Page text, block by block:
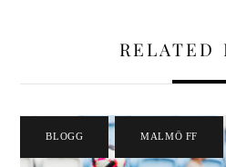
RELATED
BLOGG MALMÖ FF